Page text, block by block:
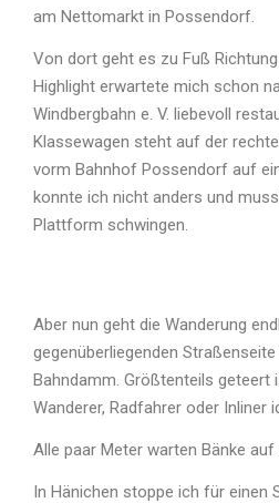
am Nettomarkt in Possendorf.
Von dort geht es zu Fuß
Highlight erwartete mich schon
Windbergbahn e. V. liebevoll
Klassewagen steht auf der
vorm Bahnhof Possendorf auf
konnte ich nicht anders und
Plattform schwingen.
Aber nun geht die Wanderung
gegenüberliegenden
Bahndamm. Größtenteils
Wanderer, Radfahrer oder Inliner
Alle paar Meter warten Bänke
In Hänichen stoppe ich für einen